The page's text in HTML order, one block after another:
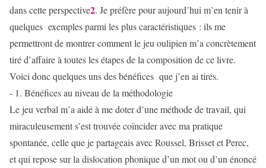
dans cette perspective2. Je préfère pour aujourd’hui m’en tenir à
quelques exemples parmi les plus caractéristiques : ils me
permettront de montrer comment le jeu oulipien m’a concrètement
tiré d’affaire à toutes les étapes de la composition de ce livre.
Voici donc quelques uns des bénéfices que j’en ai tirés.
- 1. Bénéfices au niveau de la méthodologie
Le jeu verbal m’a aidé à me doter d’une méthode de travail, qui
miraculeusement s’est trouvée coïncider avec ma pratique
spontanée, celle que je partageais avec Roussel, Brisset et Perec,
et qui repose sur la dislocation phonique d’un mot ou d’un énoncé